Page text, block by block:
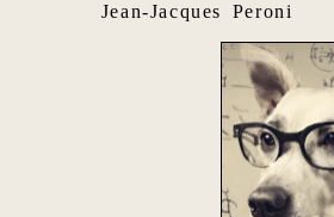
Jean-Jacques Peroni